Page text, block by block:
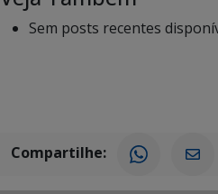
Sem posts recentes
Compartilhe: